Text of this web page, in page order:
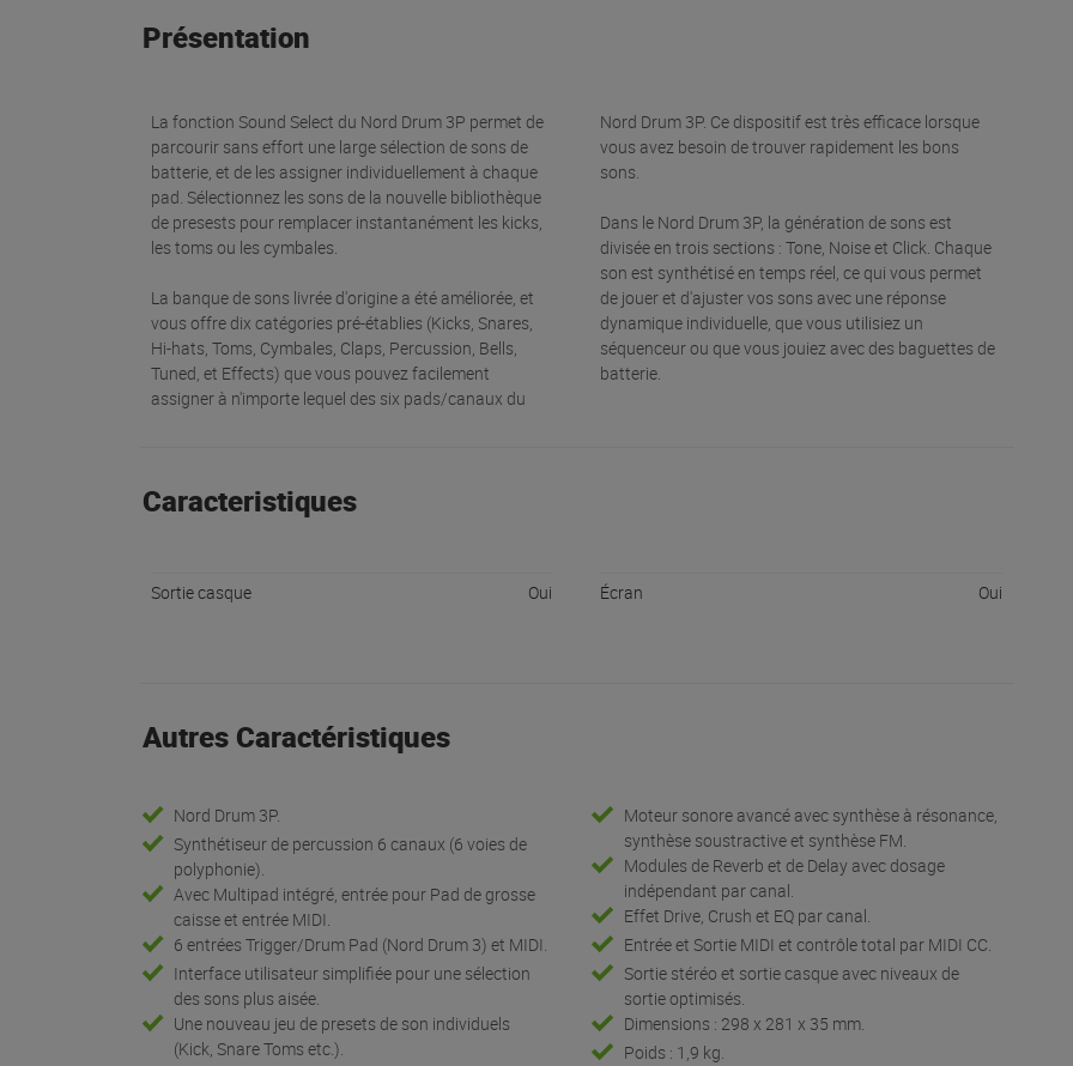
Présentation
La fonction Sound Select du Nord Drum 3P permet de
parcourir sans effort une large sélection de sons de
batterie, et de les assigner individuellement à chaque
pad. Sélectionnez les sons de la nouvelle bibliothèque
de presests pour remplacer instantanément les kicks,
les toms ou les cymbales.
La banque de sons livrée d'origine a été améliorée, et
vous offre dix catégories pré-établies (Kicks, Snares,
Hi-hats, Toms, Cymbales, Claps, Percussion, Bells,
Tuned, et Effects) que vous pouvez facilement
assigner à n'importe lequel des six pads/canaux du
Nord Drum 3P. Ce dispositif est très efficace lorsque
vous avez besoin de trouver rapidement les bons
sons.
Dans le Nord Drum 3P, la génération de sons est
divisée en trois sections : Tone, Noise et Click. Chaque
son est synthétisé en temps réel, ce qui vous permet
de jouer et d'ajuster vos sons avec une réponse
dynamique individuelle, que vous utilisiez un
séquenceur ou que vous jouiez avec des baguettes de
batterie.
Caracteristiques
Sortie casque Oui Écran Oui
Autres Caractéristiques
Nord Drum 3P.
Synthétiseur de percussion 6 canaux (6 voies de
polyphonie).
Avec Multipad intégré, entrée pour Pad de grosse
caisse et entrée MIDI.
6 entrées Trigger/Drum Pad (Nord Drum 3) et MIDI.
Interface utilisateur simplifiée pour une sélection
des sons plus aisée.
Une nouveau jeu de presets de son individuels
(Kick, Snare Toms etc.).
Moteur sonore avancé avec synthèse à résonance,
synthèse soustractive et synthèse FM.
Modules de Reverb et de Delay avec dosage
indépendant par canal.
Effet Drive, Crush et EQ par canal.
Entrée et Sortie MIDI et contrôle total par MIDI CC.
Sortie stéréo et sortie casque avec niveaux de
sortie optimisés.
Dimensions : 298 x 281 x 35 mm.
Poids : 1,9 kg.